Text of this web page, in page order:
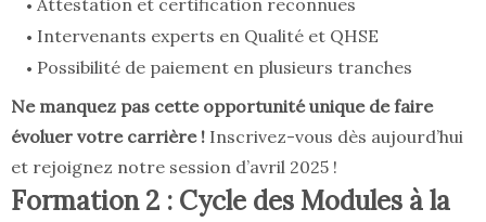
Attestation et certification reconnues
Intervenants experts en Qualité et QHSE
Possibilité de paiement en plusieurs tranches
Ne manquez pas cette opportunité unique de faire
évoluer votre carrière ! Inscrivez-vous dès aujourd’hui
et rejoignez notre session d’avril 2025 !
Formation 2 : Cycle des Modules à la